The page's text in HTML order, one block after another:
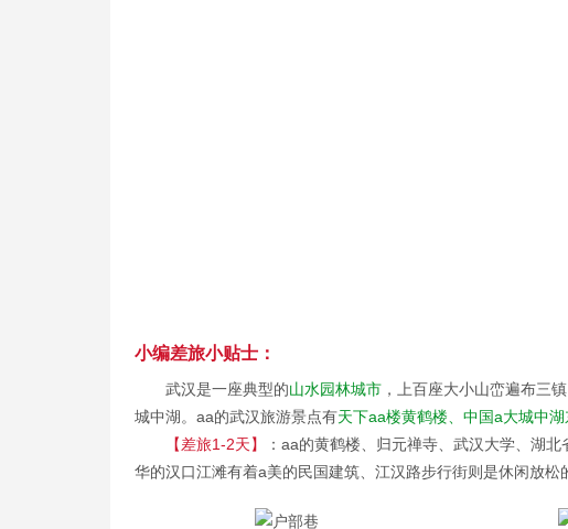
小编差旅小贴士：
武汉是一座典型的山水园林城市 ，上百座大小山峦遍布三
城中湖。aa的武汉旅游景点有天下aa楼黄鹤楼、中国a大城中
【差旅1-2天】
：aa的黄鹤楼、归元禅寺、武汉大学、湖
华的汉口江滩有着a美的民国建筑、江汉路步行街则是休闲放松